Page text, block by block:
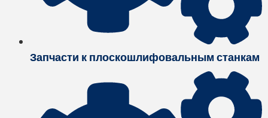
Запчасти к плоскошлифовальным станкам